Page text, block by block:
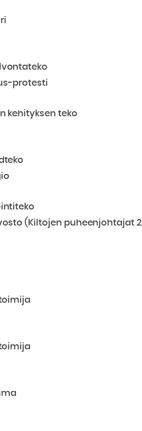
protesti
kehityksen teko
(Kiltojen puheenjohtajat